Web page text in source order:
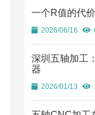
一个R值的代
2026/06/16
深圳五轴加工
器
2026/01/13